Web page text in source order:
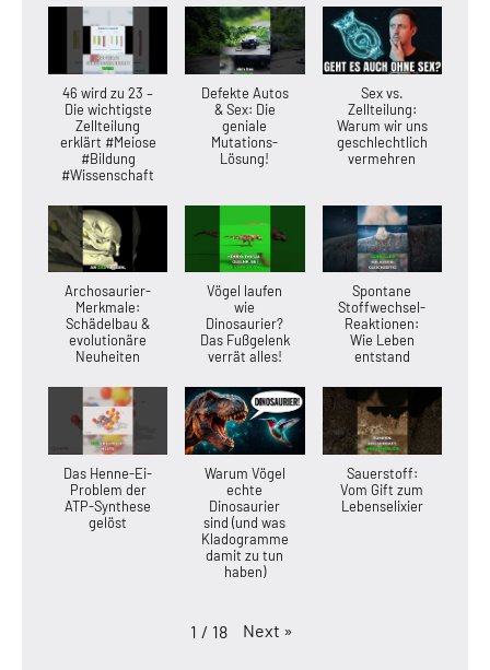
46 wird zu 23 –
Die wichtigste
Zellteilung
erklärt #Meiose
#Bildung
#Wissenschaft
Defekte Autos
& Sex: Die
geniale
Mutations-
Lösung!
Sex vs.
Zellteilung:
Warum wir uns
geschlechtlich
vermehren
Archosaurier-
Merkmale:
Schädelbau &
evolutionäre
Neuheiten
Vögel laufen
wie
Dinosaurier?
Das Fußgelenk
verrät alles!
Spontane
Stoffwechsel-
Reaktionen:
Wie Leben
entstand
Das Henne-Ei-
Problem der
ATP-Synthese
gelöst
Warum Vögel
echte
Dinosaurier
sind (und was
Kladogramme
damit zu tun
haben)
Sauerstoff:
Vom Gift zum
Lebenselixier
1 / 18 Next »